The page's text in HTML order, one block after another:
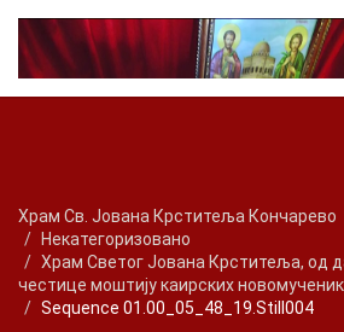
Храм Св. Јована Крститеља Кончарево
Некатегоризовано
Храм Светог Јована Крститеља, од
честице моштију каирских
Sequence 01.00_05_48_19.Still004